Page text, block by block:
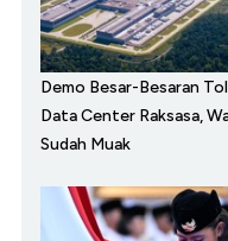
Demo Besar-Besaran
Data Center Raksasa,
Sudah Muak